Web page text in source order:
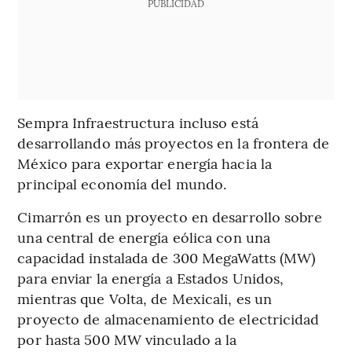
PUBLICIDAD
Sempra Infraestructura incluso está
desarrollando más proyectos en la frontera de
México para exportar energía hacia la
principal economía del mundo.
Cimarrón es un proyecto en desarrollo sobre
una central de energía eólica con una
capacidad instalada de 300 MegaWatts (MW)
para enviar la energía a Estados Unidos,
mientras que Volta, de Mexicali, es un
proyecto de almacenamiento de electricidad
por hasta 500 MW vinculado a la